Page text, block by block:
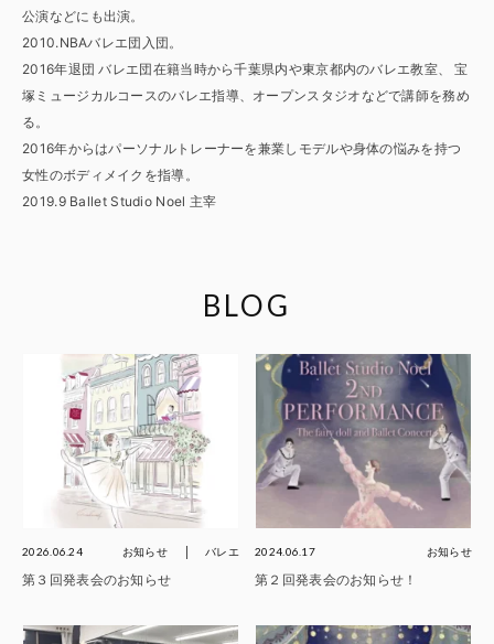
公演などにも出演。
2010.NBAバレエ団入団。
2016年退団 バレエ団在籍当時から千葉県内や東京都内のバレエ教室、 宝
塚ミュージカルコースのバレエ指導、オープンスタジオなどで講師を務め
る。
2016年からはパーソナルトレーナーを兼業しモデルや身体の悩みを持つ
女性のボディメイクを指導。
2019.9 Ballet Studio Noel 主宰
BLOG
2026.06.24 お知らせ バレエ
第３回発表会のお知らせ
2024.06.17 お知らせ
第２回発表会のお知らせ！